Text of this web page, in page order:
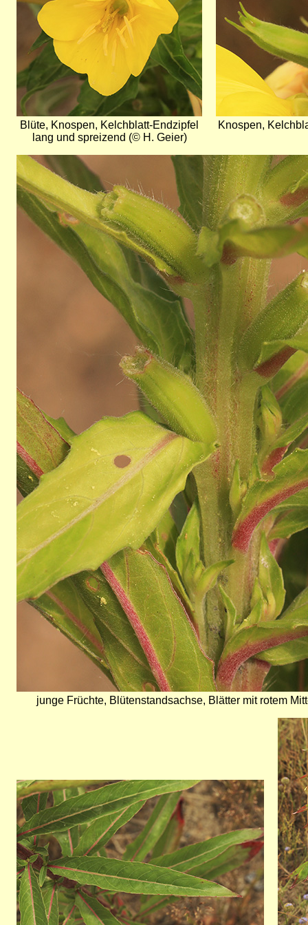
Blüte, Knospen, Kelchblatt-Endzipfel
lang und spreizend (© H. Geier)
Knospen,
Bild
junge Früchte, Blütenstandsachse, Blätter mit rotem
Bild
Bild